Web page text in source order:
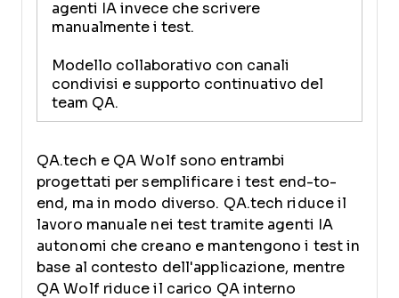
agenti IA invece che scrivere
manualmente i test.
Modello collaborativo con canali
condivisi e supporto continuativo del
team QA.
QA.tech e QA Wolf sono entrambi
progettati per semplificare i test end-to-
end, ma in modo diverso. QA.tech riduce il
lavoro manuale nei test tramite agenti IA
autonomi che creano e mantengono i test in
base al contesto dell'applicazione, mentre
QA Wolf riduce il carico QA interno